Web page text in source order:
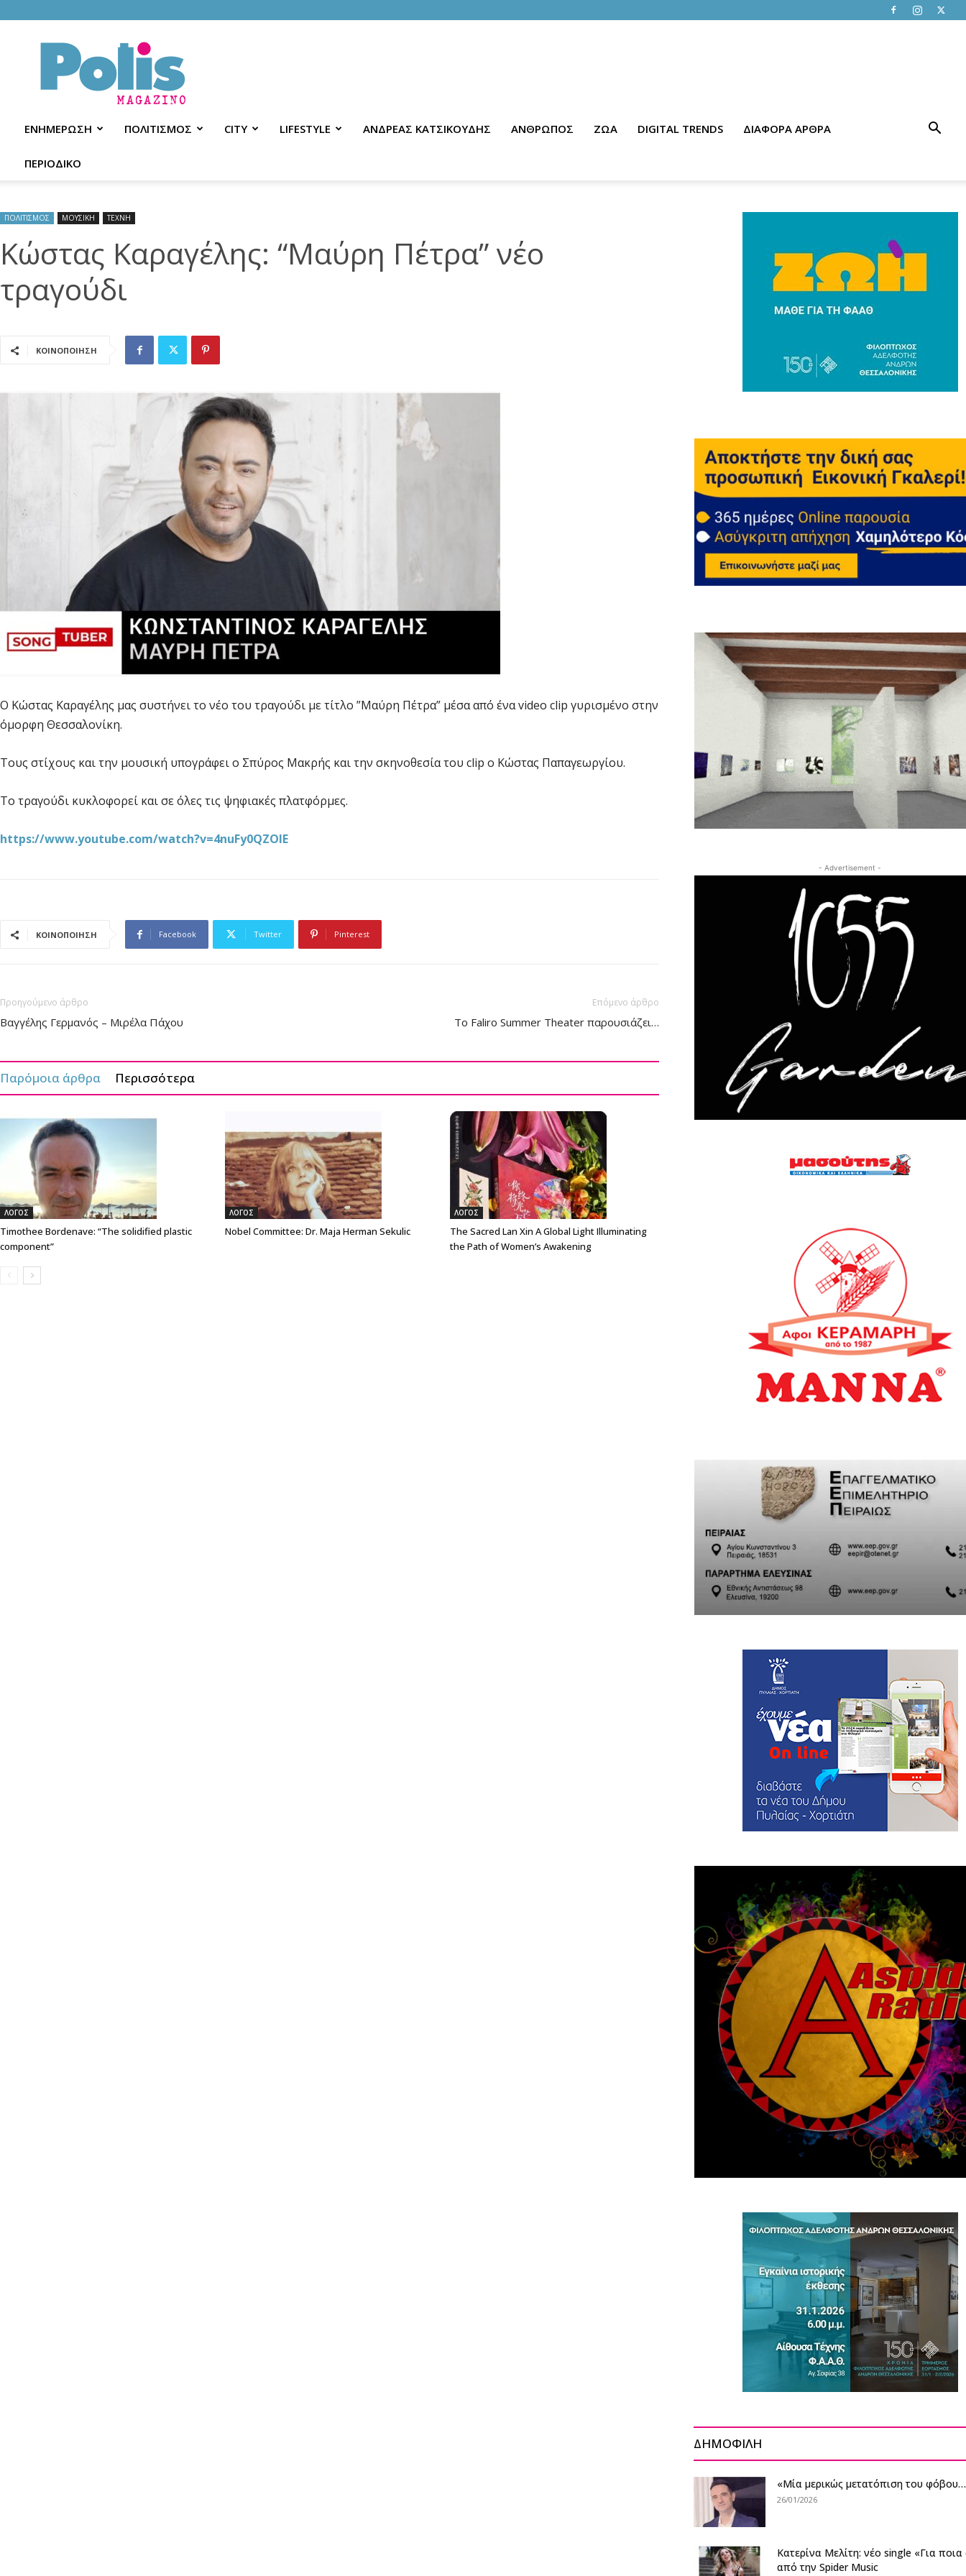
Polis
Magazino
ΕΝΗΜΕΡΩΣΗ ΠΟΛΙΤΙΣΜΟΣ CITY LIFESTYLE ΑΝΔΡΕΑΣ ΚΑΤΣΙΚΟΥΔΗΣ ΑΝΘΡΩΠΟΣ ΖΩΑ DIGITAL TRENDS ΔΙΑΦΟΡΑ ΑΡΘΡΑ
ΠΕΡΙΟΔΙΚΟ
ΠΟΛΙΤΙΣΜΟΣ ΜΟΥΣΙΚΗ ΤΕΧΝΗ
Κώστας Καραγέλης: “Μαύρη Πέτρα” νέο
τραγούδι
ΚΟΙΝΟΠΟΙΗΣΗ
Ο Κώστας Καραγέλης μας συστήνει το νέο του τραγούδι με τίτλο ”Μαύρη Πέτρα” μέσα από ένα video clip γυρισμένο στην
όμορφη Θεσσαλονίκη.
Τους στίχους και την μουσική υπογράφει ο Σπύρος Μακρής και την σκηνοθεσία του clip ο Κώστας Παπαγεωργίου.
Το τραγούδι κυκλοφορεί και σε όλες τις ψηφιακές πλατφόρμες.
https://www.youtube.com/watch?v=4nuFy0QZOlE
ΚΟΙΝΟΠΟΙΗΣΗ Facebook Twitter Pinterest
Προηγούμενο άρθρο
Βαγγέλης Γερμανός – Μιρέλα Πάχου
Επόμενο άρθρο
Το Faliro Summer Theater παρουσιάζει…
Παρόμοια άρθρα Περισσότερα
ΛΟΓΟΣ
Timothee Bordenave: “The solidified plastic
component”
ΛΟΓΟΣ
Nobel Committee: Dr. Maja Herman Sekulic
ΛΟΓΟΣ
The Sacred Lan Xin A Global Light Illuminating
the Path of Women’s Awakening
- Advertisement -
ΔΗΜΟΦΙΛΗ
«Μία μερικώς μετατόπιση του
26/01/2026
Κατερίνα Μελίτη: νέο single «Για
από την Spider Music